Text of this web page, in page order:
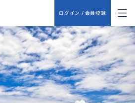
ログイン / 会員登録